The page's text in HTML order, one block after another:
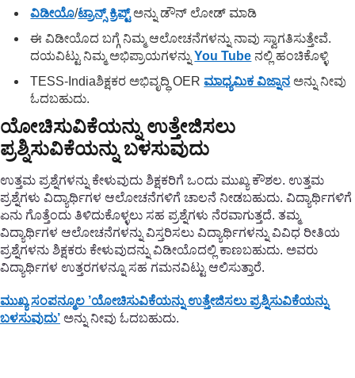
ವಿಡೀಯೊ/ಟ್ರಾನ್ಸ್ ಕ್ರಿಪ್ಟ್ಅನ್ನು ಡೌನ್ ಲೋಡ್ ಮಾಡಿ
ಈ ವಿಡೀಯೊದ ಬಗ್ಗೆ ನಿಮ್ಮ ಆಲೋಚನೆಗಳನ್ನು ನಾವು ಸ್ವಾಗತಿಸುತ್ತೇವೆ.
ದಯವಿಟ್ಟು ನಿಮ್ಮ ಅಭಿಪ್ರಾಯಗಳನ್ನುYou Tube ನಲ್ಲಿ ಹಂಚಿಕೊಳ್ಳಿ
TESS-Indiaಶಿಕ್ಷಕರ ಅಭಿವೃದ್ಧಿ OER ಮಾಧ್ಯಮಿಕ ವಿಜ್ನಾನ ಅನ್ನು ನೀವು
ಓದಬಹುದು.
ಯೋಚಿಸುವಿಕೆಯನ್ನು ಉತ್ತೇಜಿಸಲು
ಪ್ರಶ್ನಿಸುವಿಕೆಯನ್ನು ಬಳಸುವುದು
ಉತ್ತಮ ಪ್ರಶ್ನೆಗಳನ್ನು ಕೇಳುವುದು ಶಿಕ್ಷಕರಿಗೆ ಒಂದು ಮುಖ್ಯ ಕೌಶಲ. ಉತ್ತಮ
ಪ್ರಶ್ನೆಗಳು ವಿದ್ಯಾರ್ಥಿಗಳ ಆಲೋಚನೆಗಳಿಗೆ ಚಾಲನೆ ನೀಡಬಹುದು. ವಿದ್ಯಾರ್ಥಿಗಳಿಗೆ
ಏನು ಗೊತ್ತೆಂದು ತಿಳಿದುಕೊಳ್ಳಲು ಸಹ ಪ್ರಶ್ನೆಗಳು ನೆರವಾಗುತ್ತದೆ. ತಮ್ಮ
ವಿದ್ಯಾರ್ಥಿಗಳ ಆಲೋಚನೆಗಳನ್ನು ವಿಸ್ತರಿಸಲು ವಿದ್ಯಾರ್ಥಿಗಳನ್ನು ವಿವಿಧ ರೀತಿಯ
ಪ್ರಶ್ನೆಗಳನು ಶಿಕ್ಷಕರು ಕೇಳುವುದನ್ನು ವಿಡೀಯೊದಲ್ಲಿ ಕಾಣಬಹುದು. ಅವರು
ವಿದ್ಯಾರ್ಥಿಗಳ ಉತ್ತರಗಳನ್ನೂ ಸಹ ಗಮನವಿಟ್ಟು ಆಲಿಸುತ್ತಾರೆ.
ಮುಖ್ಯ ಸಂಪನ್ಮೂಲ ’ಯೋಚಿಸುವಿಕೆಯನ್ನು ಉತ್ತೇಜಿಸಲು ಪ್ರಶ್ನಿಸುವಿಕೆಯನ್ನು
ಬಳಸುವುದು’ ಅನ್ನು ನೀವು ಓದಬಹುದು.